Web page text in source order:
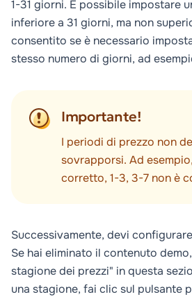
1-31 giorni. È possibile impostare
inferiore a 31 giorni, ma non
consentito se è necessario
stesso numero di giorni, ad
Importante!
I periodi di prezzo non
sovrapporsi. Ad
corretto, 1-3, 3-7 non è
Successivamente, devi configurare
Se hai eliminato il contenuto
stagione dei prezzi" in questa
una stagione, fai clic sul pulsante